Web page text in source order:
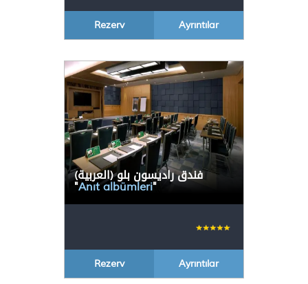
Rezerv Ayrıntılar
(العربية) فندق راديسون بلو
"Anıt albümleri"
Rezerv Ayrıntılar